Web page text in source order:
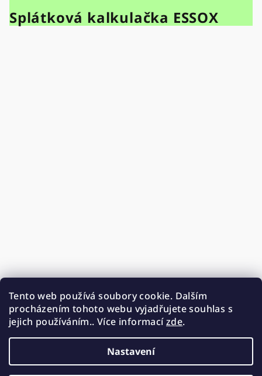
Tento web používá soubory cookie. Dalším
procházením tohoto webu vyjadřujete souhlas s
jejich používáním.. Více informacízde.
Nastavení
Splátková kalkulačka ESSOX